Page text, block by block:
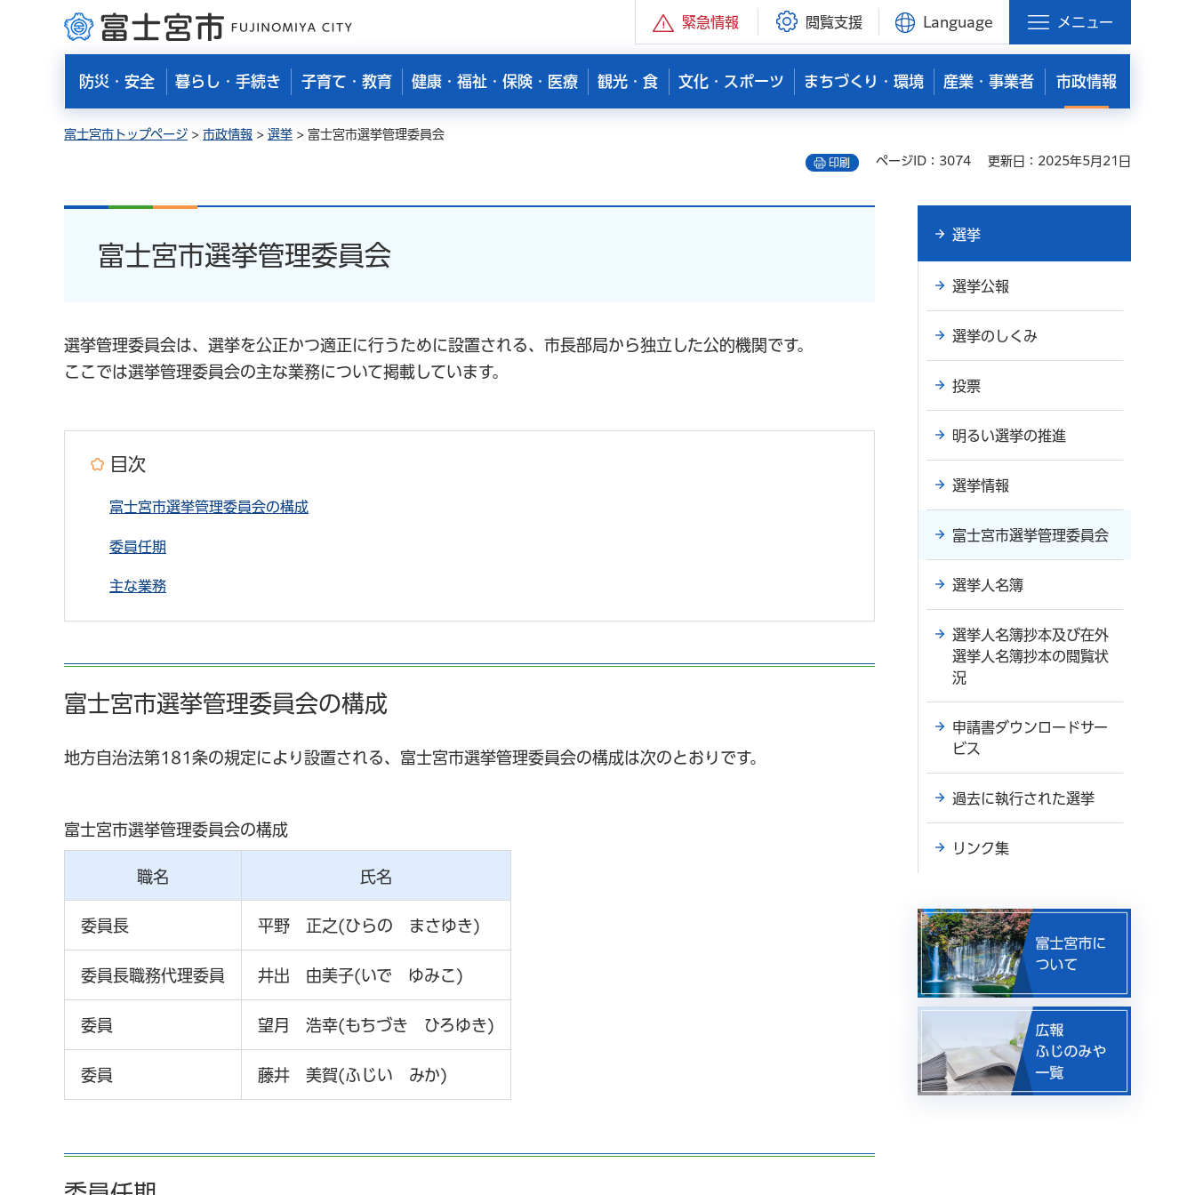
富士宮市 緊急情報 閲覧支援 Language メニュー
防災・安全 暮らし・手続き 子育て・教育 健康・福祉・保険・医療 観光・食 文化・スポーツ まちづくり・環境 産業・事業者 市政情報
富士宮市トップページ > 市政情報 > 選挙 > 富士宮市選挙管理委員会
印刷 ページID：3074 更新日：2025年5月21日
富士宮市選挙管理委員会
選挙管理委員会は、選挙を公正かつ適正に行うために設置される、市長部局から独立した公的機関です。
ここでは選挙管理委員会の主な業務について掲載しています。
目次
富士宮市選挙管理委員会の構成
委員任期
主な業務
富士宮市選挙管理委員会の構成
地方自治法第181条の規定により設置される、富士宮市選挙管理委員会の構成は次のとおりです。
富士宮市選挙管理委員会の構成
職名 氏名
委員長 平野 正之(ひらの まさゆき)
委員長職務代理委員 井出 由美子(いで ゆみこ)
委員 望月 浩幸(もちづき ひろゆき)
委員 藤井 美賀(ふじい みか)
選挙
選挙公報
選挙のしくみ
投票
明るい選挙の推進
選挙情報
富士宮市選挙管理委員会
選挙人名簿
選挙人名簿抄本及び在外
選挙人名簿抄本の閲覧状
況
申請書ダウンロードサー
ビス
過去に執行された選挙
リンク集